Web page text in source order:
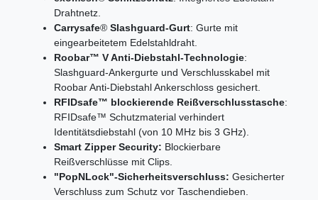
Drahtnetz.
Carrysafe® Slashguard-Gurt: Gurte mit
eingearbeitetem Edelstahldraht.
Roobar™ V Anti-Diebstahl-Technologie:
Slashguard-Ankergurte und Verschlusskabel mit
Roobar Anti-Diebstahl Ankerschloss gesichert.
RFIDsafe™ blockierende Reißverschlusstasche:
RFIDsafe™ Schutzmaterial verhindert
Identitätsdiebstahl (von 10 MHz bis 3 GHz).
Smart Zipper Security: Blockierbare
Reißverschlüsse mit Clips.
"PopNLock"-Sicherheitsverschluss: Gesicherter
Verschluss zum Schutz vor Taschendieben.